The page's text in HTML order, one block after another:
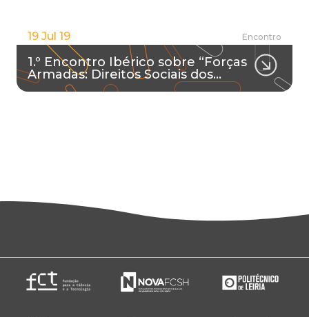
19 Jul 19 Encontro
1.º Encontro Ibérico sobre “Forças
Armadas: Direitos Sociais dos…